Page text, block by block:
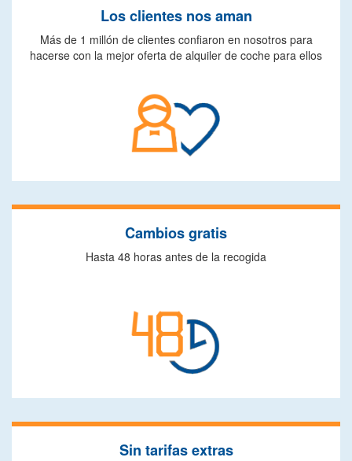
Los clientes nos aman
Más de 1 millón de clientes confiaron en nosotros para
hacerse con la mejor oferta de alquiler de coche para ellos
Cambios gratis
Hasta 48 horas antes de la recogida
Sin tarifas extras